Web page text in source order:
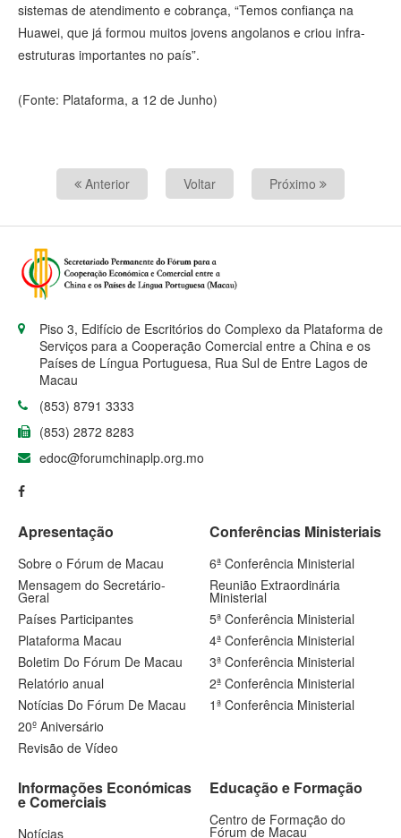
sistemas de atendimento e cobrança, “Temos confiança na
Huawei, que já formou muitos jovens angolanos e criou infra-
estruturas importantes no país”.
(Fonte: Plataforma, a 12 de Junho)
Anterior Voltar Próximo
Piso 3, Edifício de Escritórios do Complexo da Plataforma de
Serviços para a Cooperação Comercial entre a China e os
Países de Língua Portuguesa, Rua Sul de Entre Lagos de
Macau
(853) 8791 3333
(853) 2872 8283
edoc@forumchinaplp.org.mo
Apresentação
Sobre o Fórum de Macau
Mensagem do Secretário-
Geral
Países Participantes
Plataforma Macau
Boletim Do Fórum De Macau
Relatório anual
Notícias Do Fórum De Macau
20º Aniversário
Revisão de Vídeo
Conferências Ministeriais
6ª Conferência Ministerial
Reunião Extraordinária
Ministerial
5ª Conferência Ministerial
4ª Conferência Ministerial
3ª Conferência Ministerial
2ª Conferência Ministerial
1ª Conferência Ministerial
Informações Económicas
e Comerciais
Notícias
Educação e Formação
Centro de Formação do
Fórum de Macau